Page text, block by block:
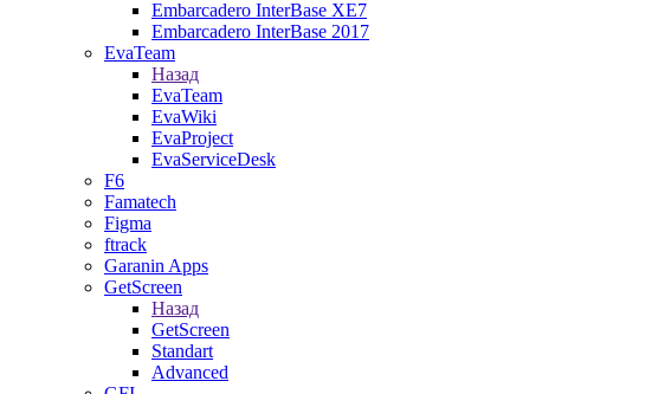
Embarcadero InterBase XE7
Embarcadero InterBase 2017
EvaTeam
Назад
EvaTeam
EvaWiki
EvaProject
EvaServiceDesk
F6
Famatech
Figma
ftrack
Garanin Apps
GetScreen
Назад
GetScreen
Standart
Advanced